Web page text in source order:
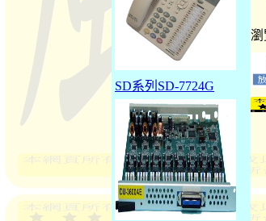
SD系列SD-7724G
瀏